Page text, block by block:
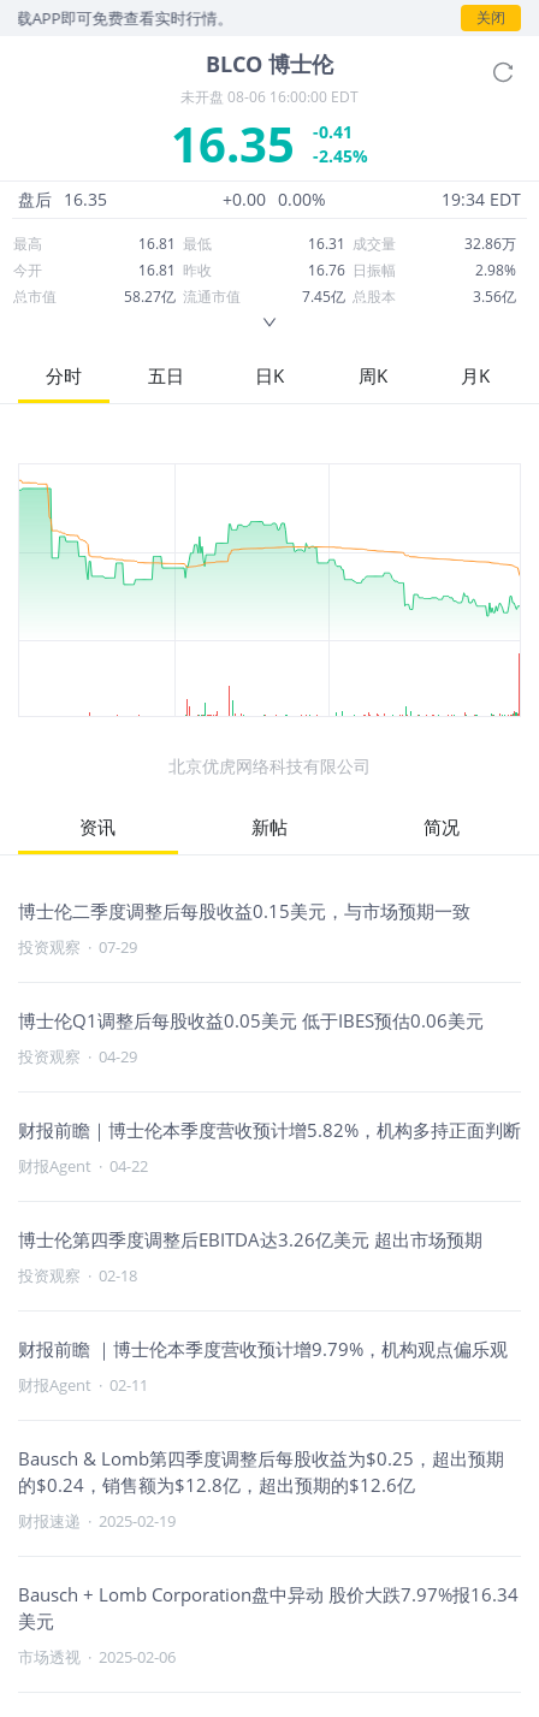
即可免费查看实时行情。 关闭
BLCO 博士伦
未开盘 08-06 16:00:00 EDT
16.35
-0.41
-2.45%
盘后 16.35 +0.00 0.00% 19:34 EDT
最高 16.81 最低 16.31 成交量
32.86万
今开
16.81 昨收 16.76 日振幅
2.98%
总市值
58.27亿 流通市值 7.45亿 总股本
3.56亿
52周最高
18.92 市盈率
-33.97
股息
分时 五日 日K 周K 月K
北京优虎网络科技有限公司
资讯 新帖 简况
博士伦二季度调整后每股收益0.15美元，与市场预期一致
投资观察 · 07-29
博士伦Q1调整后每股收益0.05美元 低于IBES预估0.06美元
投资观察 · 04-29
财报前瞻｜博士伦本季度营收预计增5.82%，机构多持正面判断
财报Agent · 04-22
博士伦第四季度调整后EBITDA达3.26亿美元 超出市场预期
投资观察 · 02-18
财报前瞻 ｜博士伦本季度营收预计增9.79%，机构观点偏乐观
财报Agent · 02-11
Bausch & Lomb第四季度调整后每股收益为$0.25，超出预期
的$0.24，销售额为$12.8亿，超出预期的$12.6亿
财报速递 · 2025-02-19
Bausch + Lomb Corporation盘中异动 股价大跌7.97%报16.34
美元
市场透视 · 2025-02-06